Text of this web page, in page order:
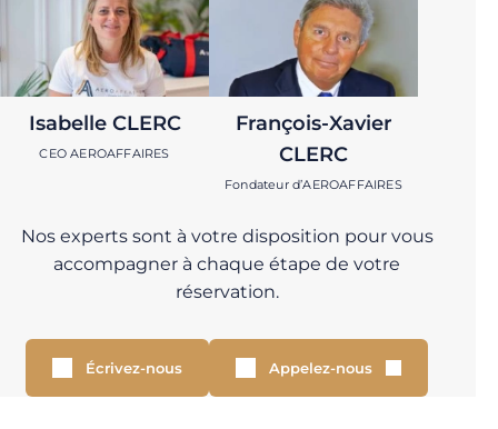
Isabelle CLERC
CEO AEROAFFAIRES
François-Xavier
CLERC
Fondateur d’AEROAFFAIRES
Nos experts sont à votre disposition pour vous
accompagner à chaque étape de votre
réservation.
Écrivez-nous Appelez-nous